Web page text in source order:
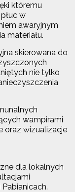
któremu
w
awaryjnym
materiału.
skierowana do
nie tylko
wampirami
oraz wizualizacje
dla lokalnych